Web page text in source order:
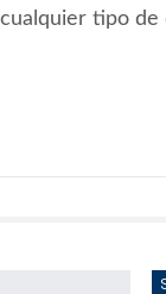
tipo